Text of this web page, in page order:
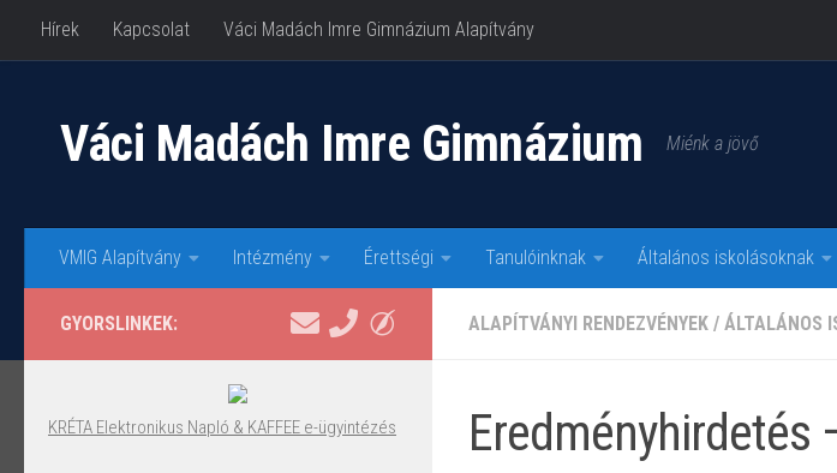
Skip to content
Hírek Kapcsolat Váci Madách Imre Gimnázium Alapítvány
Váci Madách Imre Gimnázium Miénk a jövő
VMIG Alapítvány Intézmény Érettségi Tanulóinknak Általános iskolásoknak
ALAPÍTVÁNYI RENDEZVÉNYEK / ÁLTALÁNOS
Eredményhirdetés
GYORSLINKEK:
KRÉTA Elektronikus Napló & KAFFEE e-ügyintézés